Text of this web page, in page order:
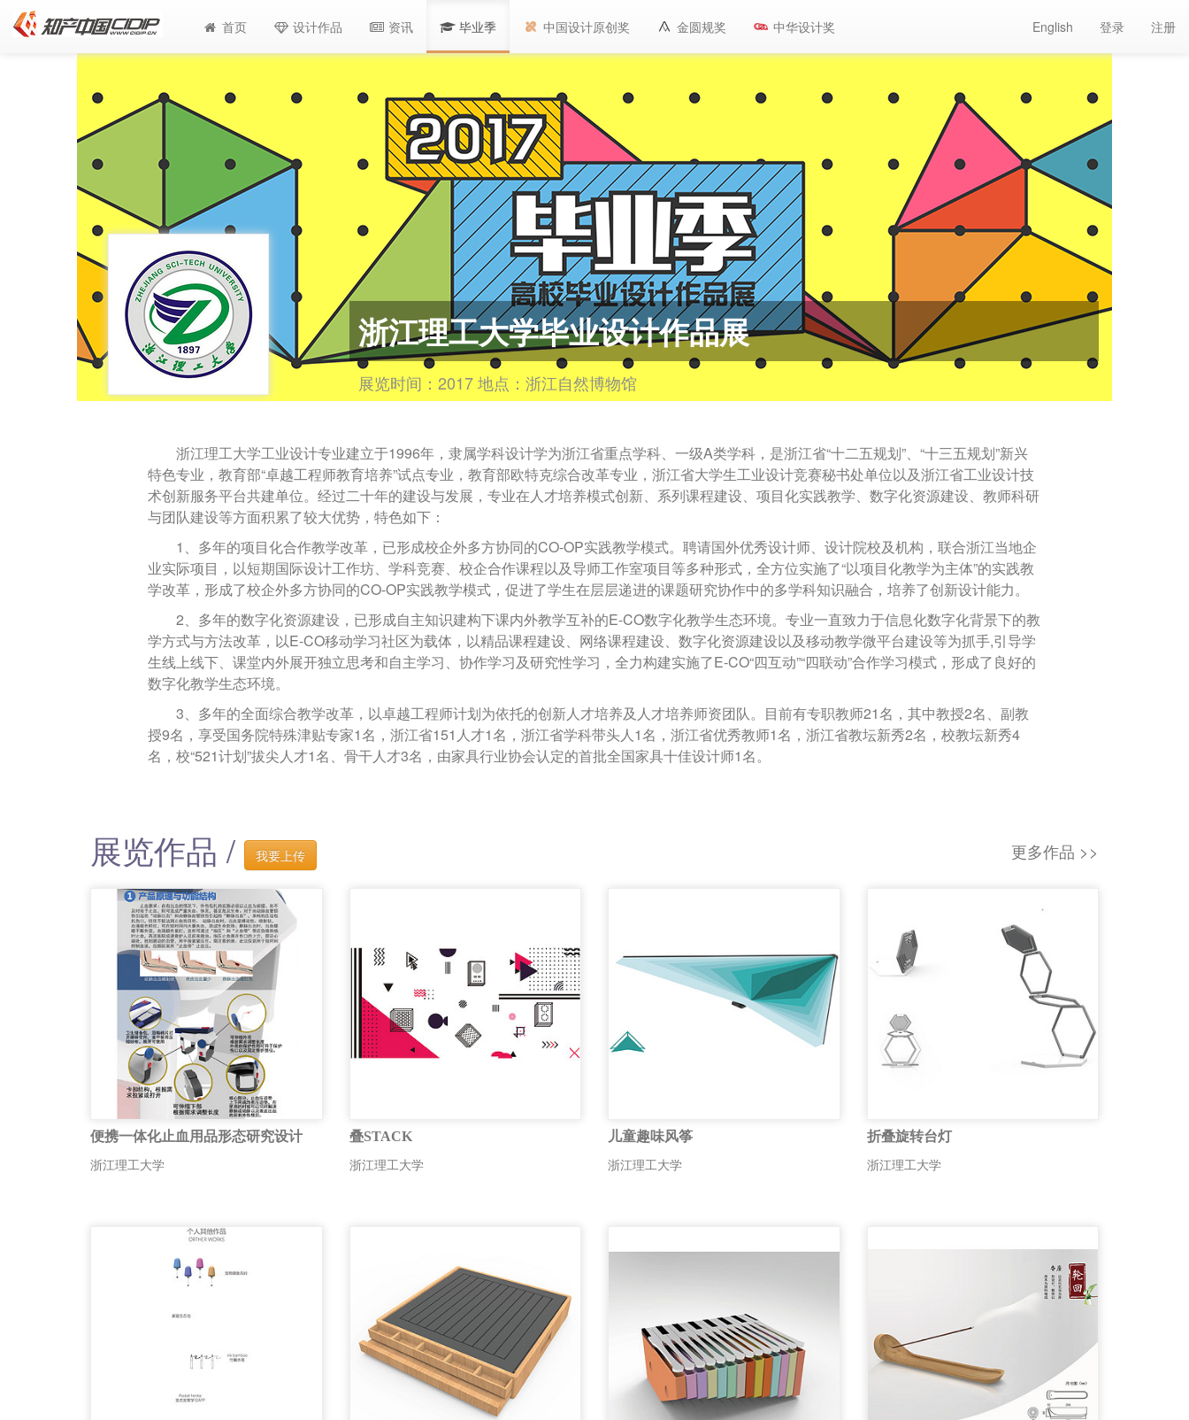
首页 设计作品 资讯 毕业季 中国设计原创奖 金圆规奖 中华设计奖 English 登录 注册
浙江理工大学毕业设计作品展
展览时间：2017 地点：浙江自然博物馆
浙江理工大学工业设计专业建立于1996年，隶属学科设计学为浙江省重点学科、一级A类学科，是浙江省“十二五规划”、“十三五规划”新兴
特色专业，教育部“卓越工程师教育培养”试点专业，教育部欧特克综合改革专业，浙江省大学生工业设计竞赛秘书处单位以及浙江省工业设计技
术创新服务平台共建单位。经过二十年的建设与发展，专业在人才培养模式创新、系列课程建设、项目化实践教学、数字化资源建设、教师科研
与团队建设等方面积累了较大优势，特色如下：
1 、多年的项目化合作教学改革，已形成校企外多方协同的CO-OP实践教学模式。聘请国外优秀设计师、设计院校及机构，联合浙江当地企
业实际项目，以短期国际设计工作坊、学科竞赛、校企合作课程以及导师工作室项目等多种形式，全方位实施了“以项目化教学为主体”的实践教
学改革，形成了校企外多方协同的CO-OP实践教学模式，促进了学生在层层递进的课题研究协作中的多学科知识融合，培养了创新设计能力。
2、多年的数字化资源建设，已形成自主知识建构下课内外教学互补的E-CO数字化教学生态环境。专业一直致力于信息化数字化背景下的教
学方式与方法改革，以E-CO移动学习社区为载体，以精品课程建设、网络课程建设、数字化资源建设以及移动教学微平台建设等为抓手,引导学
生线上线下、课堂内外展开独立思考和自主学习、协作学习及研究性学习，全力构建实施了E-CO“四互动”“四联动”合作学习模式，形成了良好的
数字化教学生态环境。
3、多年的全面综合教学改革，以卓越工程师计划为依托的创新人才培养及人才培养师资团队。目前有专职教师21名，其中教授2名、副教
授9名，享受国务院特殊津贴专家1名，浙江省151 人才1名，浙江省学科带头人1名，浙江省优秀教师1名，浙江省教坛新秀2名，校教坛新秀4
名，校“521计划”拔尖人才1名、骨干人才3名，由家具行业协会认定的首批全国家具十佳设计师1名。
展览作品 / 我要上传 更多作品 >>
便携一体化止血用品形态研究设计
浙江理工大学
叠STACK
浙江理工大学
儿童趣味风筝
浙江理工大学
折叠旋转台灯
浙江理工大学